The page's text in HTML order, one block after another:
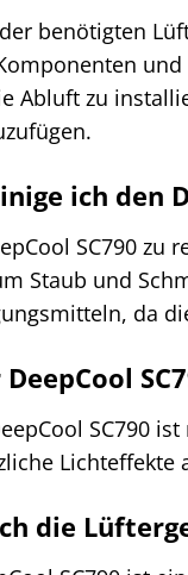
benötigten
Abluft zu
ich den
SC790 zu
Staub und
da
SC790
Lichteffekte
die